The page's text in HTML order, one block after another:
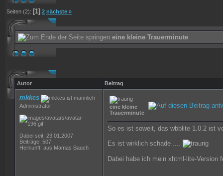
Seiten (2): [1] 2 nächste »
eine kleine Trauerminute
Autor Beitrag
mkkcs
Administrator
Dabei seit: 23.01.2007
Beiträge: 507
Herkunft: aus Mamas Bauch
eine kleine
Trauerminute
So es ist soweit, das wbblite 1.0.2 ist
Es ist wirklich schade ....
Dabei habe ich mein xhtml-lite-Version